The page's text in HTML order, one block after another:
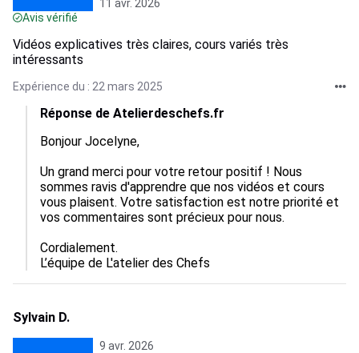
11 avr. 2026
Avis vérifié
Vidéos explicatives très claires, cours variés très
intéressants
Expérience du : 22 mars 2025
Réponse de Atelierdeschefs.fr
Bonjour Jocelyne,
Un grand merci pour votre retour positif ! Nous
sommes ravis d'apprendre que nos vidéos et cours
vous plaisent. Votre satisfaction est notre priorité et
vos commentaires sont précieux pour nous.
Cordialement.
L’équipe de L'atelier des Chefs
Sylvain D.
9 avr. 2026